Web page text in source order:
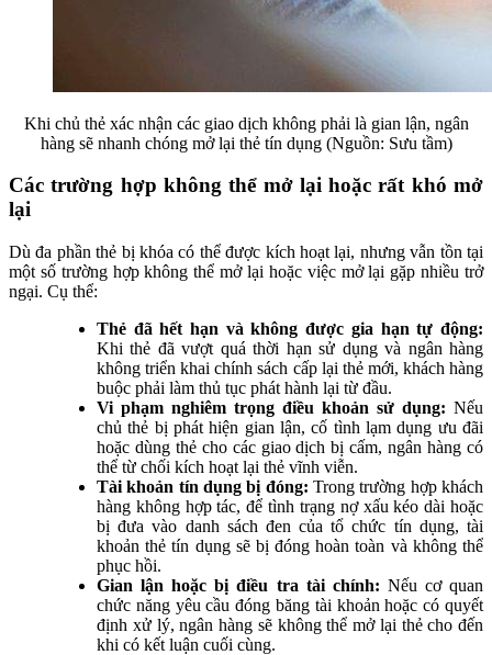
Khi chủ thẻ xác nhận các giao dịch không phải là gian lận, ngân
hàng sẽ nhanh chóng mở lại thẻ tín dụng (Nguồn: Sưu tầm)
Các trường hợp không thể mở lại hoặc rất khó mở
lại
Dù đa phần thẻ bị khóa có thể được kích hoạt lại, nhưng vẫn tồn tại
một số trường hợp không thể mở lại hoặc việc mở lại gặp nhiều trở
ngại. Cụ thể:
Thẻ đã hết hạn và không được gia hạn tự động:
Khi thẻ đã vượt quá thời hạn sử dụng và ngân hàng
không triển khai chính sách cấp lại thẻ mới, khách hàng
buộc phải làm thủ tục phát hành lại từ đầu.
Vi phạm nghiêm trọng điều khoản sử dụng: Nếu
chủ thẻ bị phát hiện gian lận, cố tình lạm dụng ưu đãi
hoặc dùng thẻ cho các giao dịch bị cấm, ngân hàng có
thể từ chối kích hoạt lại thẻ vĩnh viễn.
Tài khoản tín dụng bị đóng: Trong trường hợp khách
hàng không hợp tác, để tình trạng nợ xấu kéo dài hoặc
bị đưa vào danh sách đen của tổ chức tín dụng, tài
khoản thẻ tín dụng sẽ bị đóng hoàn toàn và không thể
phục hồi.
Gian lận hoặc bị điều tra tài chính: Nếu cơ quan
chức năng yêu cầu đóng băng tài khoản hoặc có quyết
định xử lý, ngân hàng sẽ không thể mở lại thẻ cho đến
khi có kết luận cuối cùng.